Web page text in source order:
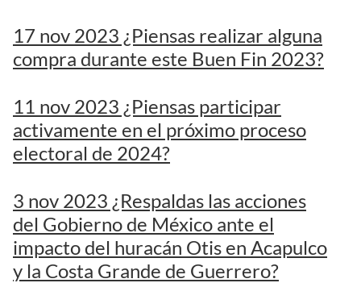
17 nov 2023 ¿Piensas realizar alguna
compra durante este Buen Fin 2023?
11 nov 2023 ¿Piensas participar
activamente en el próximo proceso
electoral de 2024?
3 nov 2023 ¿Respaldas las acciones
del Gobierno de México ante el
impacto del huracán Otis en Acapulco
y la Costa Grande de Guerrero?